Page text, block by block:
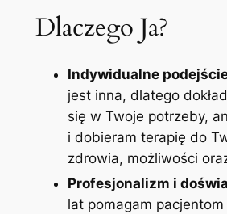
Dlaczego Ja?
Indywidualne
jest inna, dlatego
się w Twoje potrzeby,
i dobieram terapię do
zdrowia, możliwości
Profesjonalizm i
lat pomagam